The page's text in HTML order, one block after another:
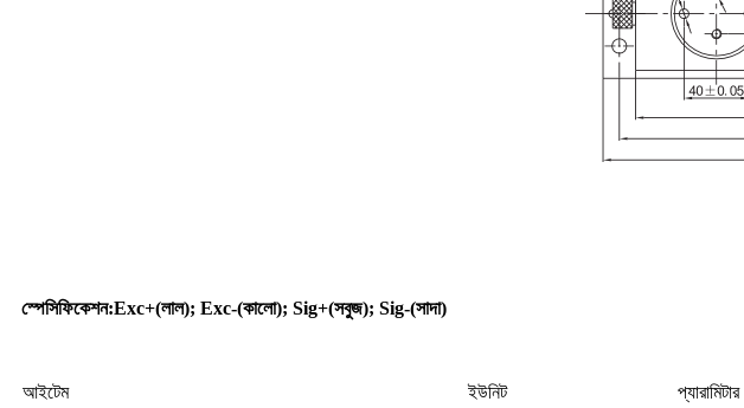
স্পেসিফিকেশন:Exc+(লাল); Exc-(কালো); Sig+(সবুজ); Sig-(সাদা)
আইটেম ইউনিট প্যারামিটার